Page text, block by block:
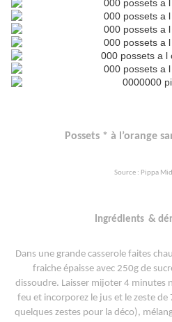
Possets * à l’orange
Source : Pippa
Ingrédients &
Dans une grande casserole faites
fraiche épaisse avec 250g de
dissoudre. Laisser mijoter 4 minutes
feu et incorporez le jus et le zeste de
quelques zestes pour la déco),